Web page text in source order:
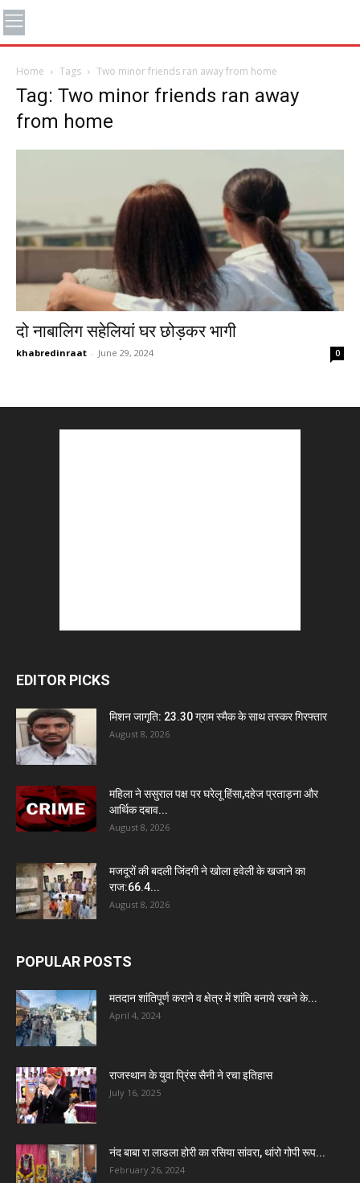
Home Tags Two minor friends ran away from home
Tag: Two minor friends ran away
from home
दो नाबालिग सहेलियां घर छोड़कर भागी
khabredinraat - June 29, 2024 0
EDITOR PICKS
मिशन जागृति: 23.30 ग्राम स्मैक के साथ तस्कर गिरफ्तार
August 8, 2026
महिला ने ससुराल पक्ष पर घरेलू हिंसा,दहेज प्रताड़ना और
आर्थिक दबाव...
August 8, 2026
मजदूरों की बदली जिंदगी ने खोला हवेली के खजाने का
राज:66.4...
August 8, 2026
POPULAR POSTS
मतदान शांतिपूर्ण कराने व क्षेत्र में शांति बनाये रखने के...
April 4, 2024
राजस्थान के युवा प्रिंस सैनी ने रचा इतिहास
July 16, 2025
नंद बाबा रा लाडला होरी का रसिया सांवरा, थांरो गोपी रूप...
February 26, 2024